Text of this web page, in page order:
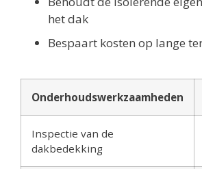
het dak
Bespaart kosten op lange
Onderhoudswerkzaamheden
Inspectie van de
dakbedekking